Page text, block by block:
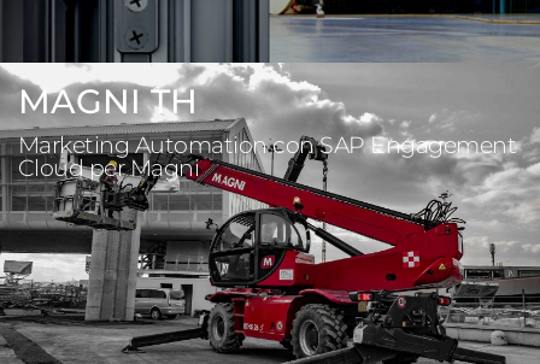
MAGNI TH
Marketing Automation con SAP Engagement
Cloud per Magni